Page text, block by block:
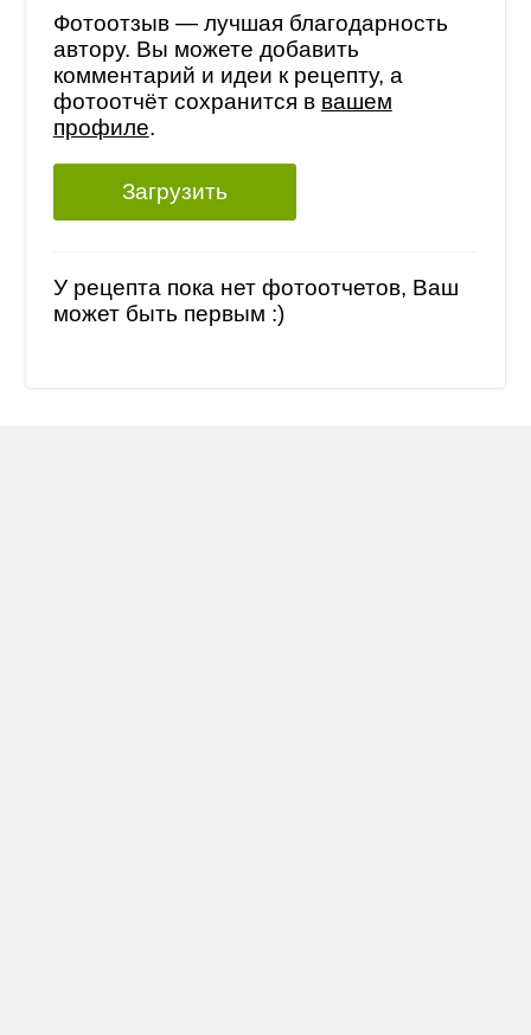
Фотоотзыв — лучшая благодарность
автору. Вы можете добавить
комментарий и идеи к рецепту, а
фотоотчёт сохранится в вашем
профиле.
Загрузить
У рецепта пока нет фотоотчетов, Ваш
может быть первым :)